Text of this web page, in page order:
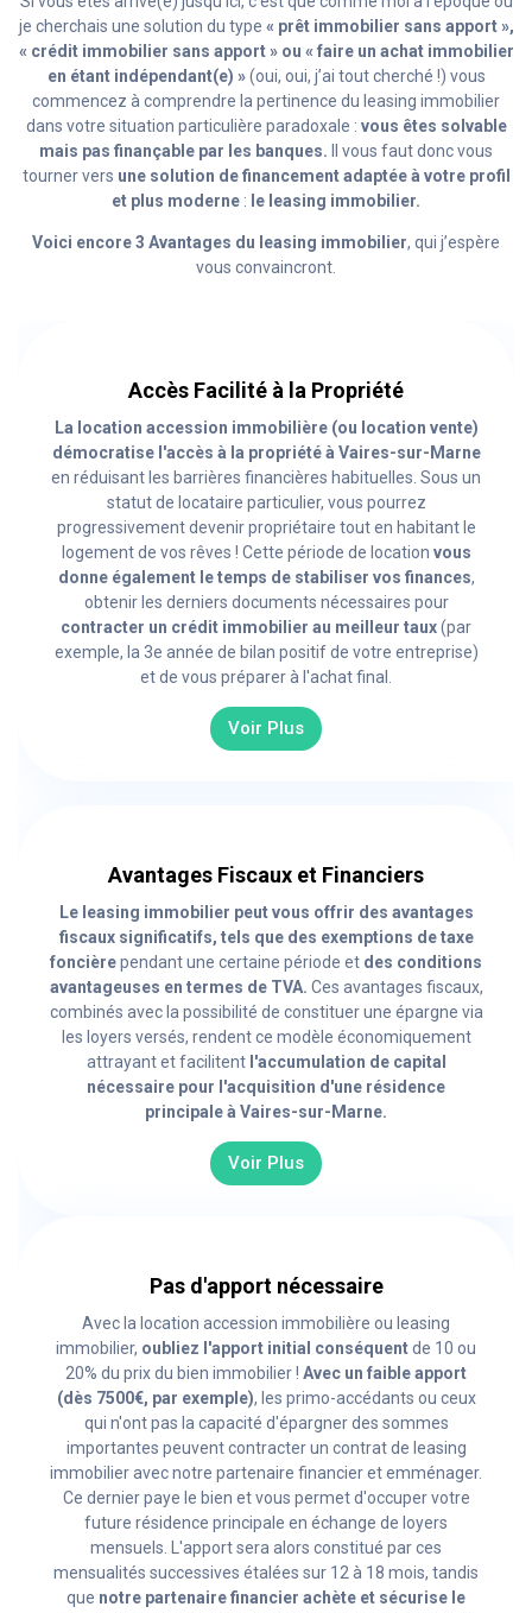
je cherchais une solution du type « prêt immobilier sans apport »,
« crédit immobilier sans apport » ou « faire un achat immobilier
en étant indépendant(e) »(oui, oui, j’ai tout cherché !) vous
commencez à comprendre la pertinence du leasing immobilier
dans votre situation particulière paradoxale : vous êtes solvable
mais pas finançable par les banques. Il vous faut donc vous
tourner vers une solution de financement adaptée à votre profil
et plus moderne : le leasing immobilier.
Voici encore 3 Avantages du leasing immobilier, qui j’espère
vous convaincront.
Accès Facilité à la Propriété
La location accession immobilière (ou location vente)
démocratise l'accès à la propriété à Vaires-sur-Marne
en réduisant les barrières financières habituelles. Sous un
statut de locataire particulier, vous pourrez
progressivement devenir propriétaire tout en habitant le
logement de vos rêves ! Cette période de location vous
donne également le temps de stabiliser vos finances,
obtenir les derniers documents nécessaires pour
contracter un crédit immobilier au meilleur taux(par
exemple, la 3e année de bilan positif de votre entreprise)
et de vous préparer à l'achat final.
Voir Plus
Avantages Fiscaux et Financiers
Le leasing immobilier peut vous offrir des avantages
fiscaux significatifs, tels que des exemptions de taxe
foncièrependant une certaine période et des conditions
avantageuses en termes de TVA. Ces avantages fiscaux,
combinés avec la possibilité de constituer une épargne via
les loyers versés, rendent ce modèle économiquement
attrayant et facilitent l'accumulation de capital
nécessaire pour l'acquisition d'une résidence
principale à Vaires-sur-Marne.
Voir Plus
Pas d'apport nécessaire
Avec la location accession immobilière ou leasing
immobilier, oubliez l'apport initial conséquentde 10 ou
20% du prix du bien immobilier ! Avec un faible apport
(dès 7500€, par exemple), les primo-accédants ou ceux
qui n'ont pas la capacité d'épargner des sommes
importantes peuvent contracter un contrat de leasing
immobilier avec notre partenaire financier et emménager.
Ce dernier paye le bien et vous permet d'occuper votre
future résidence principale en échange de loyers
mensuels. L'apport sera alors constitué par ces
mensualités successives étalées sur 12 à 18 mois, tandis
que notre partenaire financier achète et sécurise le